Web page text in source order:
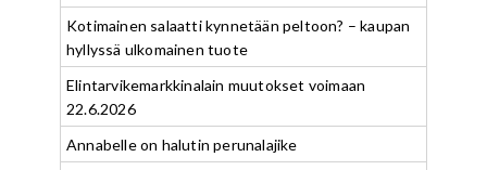
Kotimainen salaatti kynnetään peltoon? – kaupan
hyllyssä ulkomainen tuote
Elintarvikemarkkinalain muutokset voimaan
22.6.2026
Annabelle on halutin perunalajike